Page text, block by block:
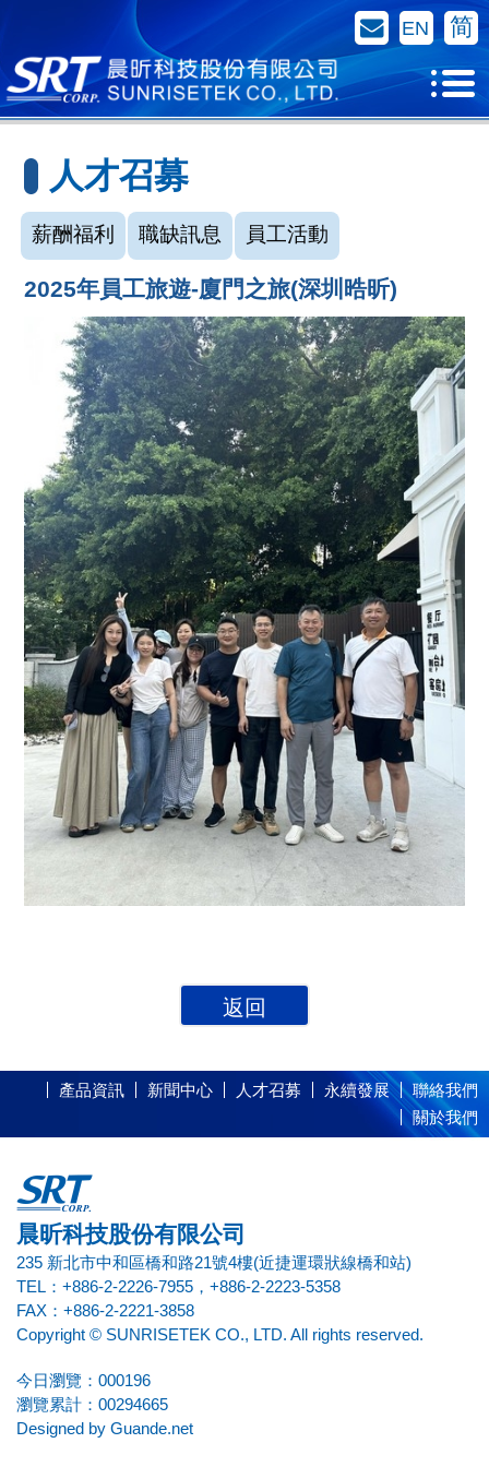
简
EN
聯絡我們
人才召募
薪酬福利 職缺訊息 員工活動
2025年員工旅遊-廈門之旅(深圳晧昕)
返回
聯絡我們
永續發展
人才召募
新聞中心
產品資訊
關於我們
晨昕科技股份有限公司
235 新北市中和區橋和路21號4樓(近捷運環狀線橋和站)
TEL：+886-2-2226-7955，+886-2-2223-5358
FAX：+886-2-2221-3858
Copyright © SUNRISETEK CO., LTD. All rights reserved.
今日瀏覽：000196
瀏覽累計：00294665
Designed by Guande.net